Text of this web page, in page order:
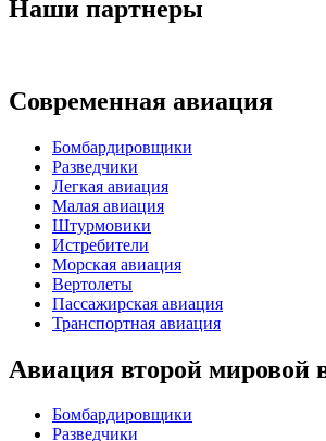
Наши партнеры
Современная авиация
Бомбардировщики
Разведчики
Легкая авиация
Малая авиация
Штурмовики
Истребители
Морская авиация
Вертолеты
Пассажирская авиация
Транспортная авиация
Авиация второй мировой
Бомбардировщики
Разведчики